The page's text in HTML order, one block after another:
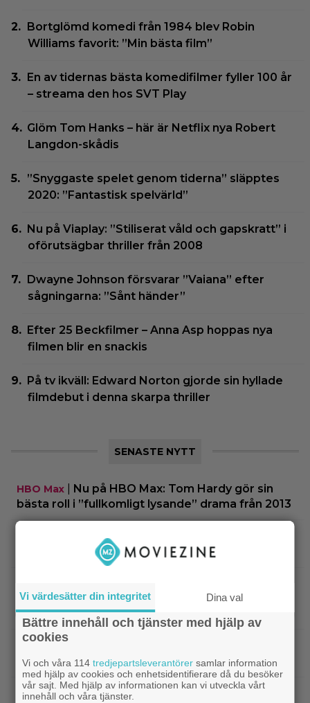
Bortglömd komedi från 1984 blev Robin
Williams favorit: ”Min bästa film”
En av tidernas bästa komedifilmer fyller 100 år
– streama den hos SVT Play
Glöm Tom Hanks – här är Netflix nya Robert
Langdon-skådis
”Snyggaste spelet genom tiderna” släpptes
2020: ”Fantastisk spelvärld”
Nu på Viaplay: ”Stiliserat våld och gapskratt” i
oförutsägbar thriller från 2008
Dwayne Johnson försvarar ”Vaiana” efter
sågningarna: ”Sånt händer”
Efter 25 Beckfilmer – Anna Asp hoppas nya
filmen blir en snackis
På tv ikväll: Edward Norton gjorde sin hyllade
filmdebut i denna skarpa thriller
SENASTE NYTT
HBO Max
Nu på HBO Max: Tom Hardy gör sin
bästa roll i ”fullkomligt lysande” drama från 2013
Kvällens tv-tips: Du kan inte ana
vem som är mördaren i ”Beck” nummer 20
bästa filmer fyller 20 – gick nästan till en annan
regissör
|På tv ikväll: Edward Norton gjorde sin
hyllade filmdebut i denna skarpa thriller
Fantasy |Sista säsongen av ”The Witcher”
Vi värdesätter din integritet Dina val
Bättre innehåll och tjänster med hjälp av
cookies
Vi och våra 114tredjepartsleverantörer samlar information
med hjälp av cookies och enhetsidentifierare då du besöker
vår sajt. Med hjälp av informationen kan vi utveckla vårt
innehåll och våra tjänster.